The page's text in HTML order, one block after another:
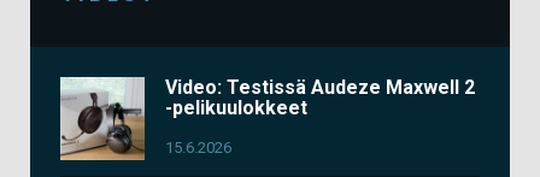
Video: Testissä Audeze Maxwell 2
-pelikuulokkeet
15.6.2026